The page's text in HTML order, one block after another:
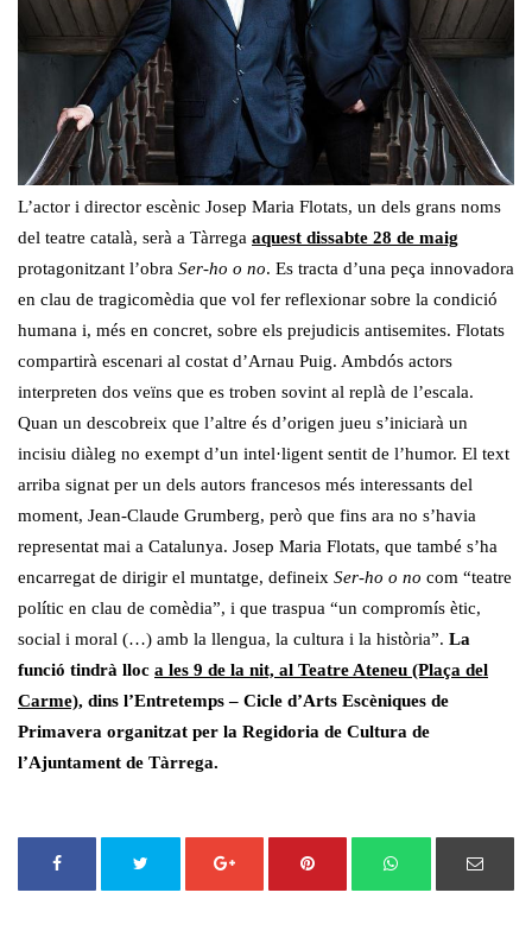
L’actor i director escènic Josep Maria Flotats, un dels grans noms
del teatre català, serà a Tàrrega aquest dissabte 28 de maig
protagonitzant l’obra Ser-ho o no. Es tracta d’una peça innovadora
en clau de tragicomèdia que vol fer reflexionar sobre la condició
humana i, més en concret, sobre els prejudicis antisemites. Flotats
compartirà escenari al costat d’Arnau Puig. Ambdós actors
interpreten dos veïns que es troben sovint al replà de l’escala.
Quan un descobreix que l’altre és d’origen jueu s’iniciarà un
incisiu diàleg no exempt d’un intel·ligent sentit de l’humor. El text
arriba signat per un dels autors francesos més interessants del
moment, Jean-Claude Grumberg, però que fins ara no s’havia
representat mai a Catalunya. Josep Maria Flotats, que també s’ha
encarregat de dirigir el muntatge, defineix Ser-ho o no com “teatre
polític en clau de comèdia”, i que traspua “un compromís ètic,
social i moral (…) amb la llengua, la cultura i la història”. La
funció tindrà lloc a les 9 de la nit, al Teatre Ateneu (Plaça del
Carme), dins l’Entretemps – Cicle d’Arts Escèniques de
Primavera organitzat per la Regidoria de Cultura de
l’Ajuntament de Tàrrega.